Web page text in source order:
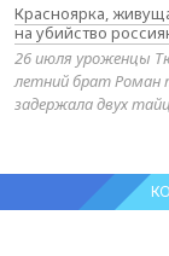
Красноярка,
на убийство
26 июля уроженцы
летний брат Роман
задержала двух